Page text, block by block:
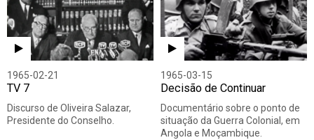
Todos Vídeo Áudio Fotografia
1965-02-21
TV 7
Discurso de Oliveira Salazar,
Presidente do Conselho.
1965-03-15
Decisão de Continuar
Documentário sobre o ponto de
situação da Guerra Colonial, em
Angola e Moçambique.